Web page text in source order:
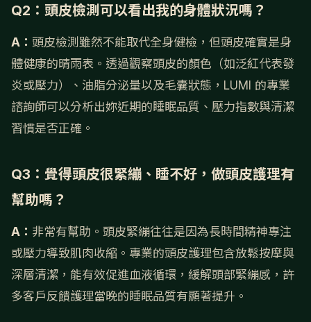
Q2：頭皮檢測可以看出我的身體狀況嗎？
A： 頭皮檢測雖然不能取代全身健檢，但頭皮確實是身
體健康的晴雨表。透過觀察頭皮的顏色（如泛紅代表發
炎或壓力）、油脂分泌量以及毛囊狀態，LUMI 的專業
諮詢師可以分析出妳近期的睡眠品質、壓力指數與清潔
習慣是否正確。
Q3：覺得頭皮很緊繃、睡不好，做頭皮護理有
幫助嗎？
A： 非常有幫助。頭皮緊繃往往是因為長時間精神專注
或壓力導致肌肉收縮。專業的頭皮護理包含放鬆按摩與
深層清潔，能有效促進血液循環，緩解頭部緊繃感，許
多客戶反饋護理當晚的睡眠品質有顯著提升。